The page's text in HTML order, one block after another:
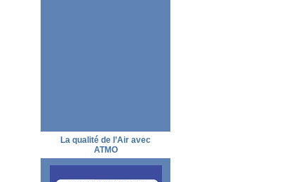
La qualité de l’Air avec
ATMO